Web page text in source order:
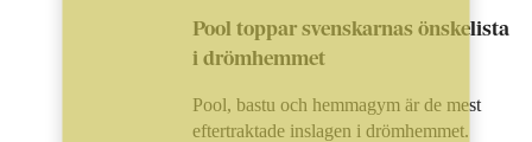
Pool toppar svenskarnas önskelista
i drömhemmet
Pool, bastu och hemmagym är de mest
eftertraktade inslagen i drömhemmet.